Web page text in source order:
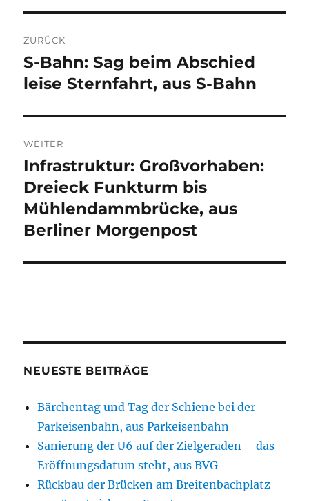
ZURÜCK
Vorheriger
Beitrag:
S-Bahn: Sag beim Abschied
leise Sternfahrt, aus S-Bahn
WEITER
Nächster
Beitrag:
Infrastruktur: Großvorhaben:
Dreieck Funkturm bis
Mühlendammbrücke, aus
Berliner Morgenpost
NEUESTE BEITRÄGE
Bärchentag und Tag der Schiene bei der
Parkeisenbahn, aus Parkeisenbahn
Sanierung der U6 auf der Zielgeraden – das
Eröffnungsdatum steht, aus BVG
Rückbau der Brücken am Breitenbachplatz